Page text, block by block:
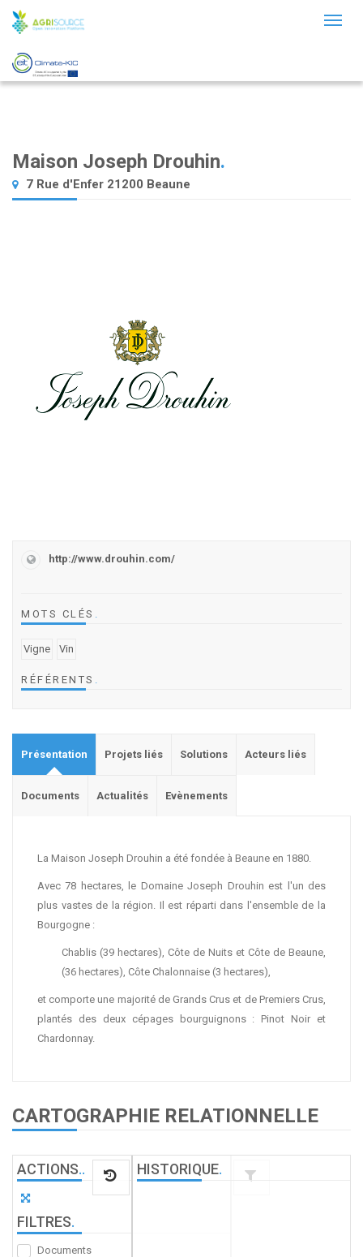
Maison Joseph Drouhin.
7 Rue d'Enfer 21200 Beaune
http://www.drouhin.com/
MOTS CLÉS .
Vigne Vin
RÉFÉRENTS .
Présentation Projets liés Solutions Acteurs liés
Documents Actualités Evènements
La Maison Joseph Drouhin a été fondée à Beaune en 1880.
Avec 78 hectares, le Domaine Joseph Drouhin est l'un des
plus vastes de la région. Il est réparti dans l'ensemble de la
Bourgogne :
Chablis (39 hectares), Côte de Nuits et Côte de Beaune,
(36 hectares), Côte Chalonnaise (3 hectares),
et comporte une majorité de Grands Crus et de Premiers Crus,
plantés des deux cépages bourguignons : Pinot Noir et
Chardonnay.
CARTOGRAPHIE RELATIONNELLE
ACTIONS..
FILTRES.
Documents
HISTORIQUE.